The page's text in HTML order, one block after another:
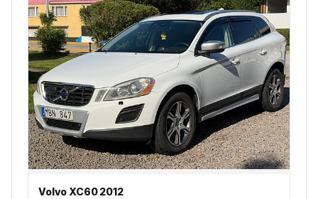
Volvo XC60 2012